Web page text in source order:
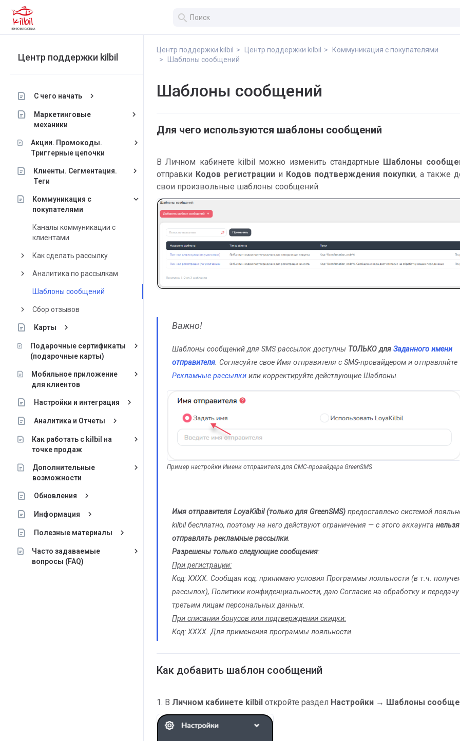
search
Центр поддержки kilbil
С чего начать keyboard_arrow_right
Маркетинговые
механики
keyboard_arrow_right
Акции. Промокоды.
Триггерные цепочки
keyboard_arrow_right
Клиенты. Сегментация.
Теги
keyboard_arrow_right
Коммуникация с
покупателями
keyboard_arrow_down
Каналы коммуникации с
клиентами
keyboard_arrow_right Как сделать рассылку
keyboard_arrow_right Аналитика по рассылкам
Шаблоны сообщений
keyboard_arrow_right Сбор отзывов
Карты keyboard_arrow_right
Подарочные сертификаты
(подарочные карты)
keyboard_arrow_right
Мобильное приложение
для клиентов
keyboard_arrow_right
Настройки и интеграция keyboard_arrow_right
Аналитика и Отчеты keyboard_arrow_right
Как работать с kilbil на
точке продаж
keyboard_arrow_right
Дополнительные
возможности
keyboard_arrow_right
Обновления keyboard_arrow_right
Информация keyboard_arrow_right
Полезные материалы keyboard_arrow_right
Часто задаваемые
вопросы (FAQ)
keyboard_arrow_right
Центр поддержки kilbil Центр поддержки kilbil
Коммуникация с покупателями
Шаблоны сообщений
Шаблоны сообщений
Для чего используются шаблоны сообщений
В Личном кабинете kilbil можно изменить стандартные Шаблоны
отправки Кодов регистрации и Кодов подтверждения покупки, а также
свои произвольные шаблоны сообщений.
Важно!
Шаблоны сообщений для SMS рассылок доступны ТОЛЬКО для Заданного имени
отправителя. Согласуйте свое Имя отправителя с SMS-провайдером и отправляйте
Рекламные рассылки или корректируйте действующие Шаблоны.
Пример настройки Имени отправителя для СМС-провайдера GreenSMS
Имя отправителя LоyаКilbil (только для GreenSMS) предоставлено системой
kilbil бесплатно, поэтому на него действуют ограничения — с этого аккаунта нельзя
отправлять рекламные рассылки.
Разрешены только следующие сообщения:
При регистрации:
Код: ХХХХ. Сообщая код, принимаю условия Программы лояльности (в т.ч.
рассылок), Политики конфиденциальности, даю Согласие на обработку и передачу
третьим лицам персональных данных.
При списании бонусов или подтверждении скидки:
Код: ХХХХ. Для применения программы лояльности.
Как добавить шаблон сообщений
1. В Личном кабинете kilbil откройте раздел Настройки → Шаблоны